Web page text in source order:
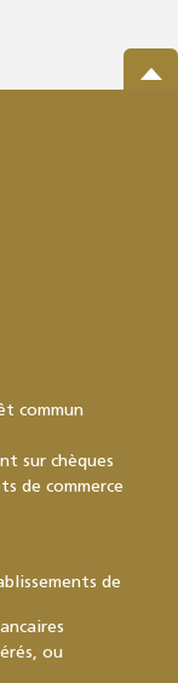
commun
sur chèques
de commerce
de
ou